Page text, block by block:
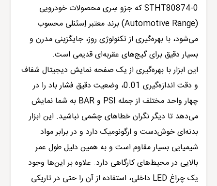
STHT80874-0که جزو سِری محصولات خودرویی
(Automotive Range) برند معتبر
اِستَنلی محسوب
می‌شود، با بهره‌گیری از تکنولوژی روز، جایگزینی مدرن و
بسیار دقیق برای گیج‌های عقربه‌ای قدیمی است.
این ابزار با بهره‌گیری از یک صفحه نمایش دیجیتال شفاف
و دقت اندازه‌گیری 0.01، وضعیت دقیق فشار باد را در
چهار واحد مختلف از جمله PSI و BAR به شما نمایش
می‌دهد تا دیگر نگران خطاهای چشمی نباشید. این ابزار
بدنه‌ای خوش‌دست و ارگونومیک دارد و در برابر مواد
شیمیایی بسیار مقاوم است و به همین دلیل طول عمر
بالایی در محیط‌های کارگاهی دارد. علاوه بر این‌ها وجود
یک چراغ LED داخلی، استفاده از آن را حتی در تاریکی